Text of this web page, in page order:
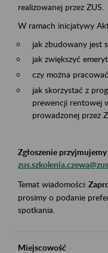
realizowanej przez ZUS.
W ramach inicjatywy
jak zbudowany jest
jak zwiększyć
czy można
jak skorzystać z
prewencji rentowej
prowadzonej przez
Zgłoszenie
Temat wiadomości:
prosimy o podanie
spotkania.
Miejscowość